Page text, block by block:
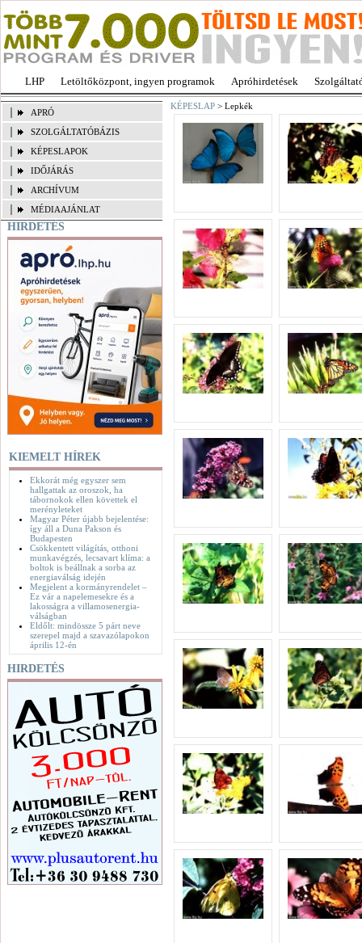
LHP Letöltőközpont, ingyen programok Apróhirdetések
APRÓ
SZOLGÁLTATÓBÁZIS
KÉPESLAPOK
IDŐJÁRÁS
ARCHÍVUM
MÉDIAAJÁNLAT
HIRDETÉS
KIEMELT HÍREK
Ekkorát még egyszer sem
hallgattak az oroszok, ha
tábornokok ellen követtek el
merényleteket
Magyar Péter újabb bejelentése:
így áll a Duna Pakson és
Budapesten
Csökkentett világítás, otthoni
munkavégzés, lecsavart klíma: a
boltok is beállnak a sorba az
energiaválság idején
Megjelent a kormányrendelet –
Ez vár a napelemesekre és a
lakosságra a villamosenergia-
válságban
Eldőlt: mindössze 5 párt neve
szerepel majd a szavazólapokon
április 12-én
HIRDETÉS
KÉPESLAP > Lepkék